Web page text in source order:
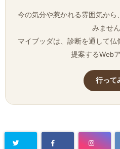
今の気分や惹かれる雰囲気から
みません
マイブッダは、診断を通して
提案するWeb
行って